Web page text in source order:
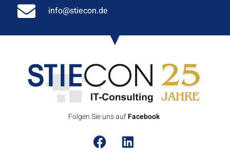
info@stiecon.de
Folgen Sie uns auf Facebook